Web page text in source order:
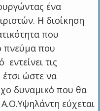
ένα
Η διοίκηση
που
πνεύμα που
τις
ώστε να
δυναμικό που θα
εύχεται